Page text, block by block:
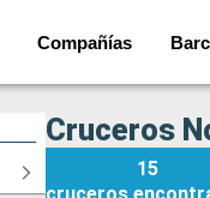
Compañías
Cruceros
15